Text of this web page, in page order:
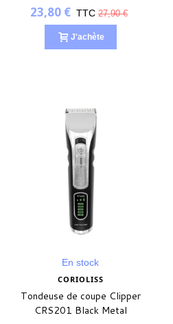
23,80 € TTC 27,90 €
J'achète
En stock
CORIOLISS
Tondeuse de coupe Clipper
CRS201 Black Metal